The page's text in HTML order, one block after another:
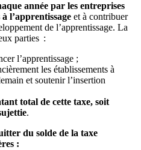
année par les entreprises
l’apprentissage et à contribuer
de l’apprentissage. La
parties :
l’apprentissage ;
les établissements à
et soutenir l’insertion
total de cette taxe, soit
.
du solde de la taxe
: